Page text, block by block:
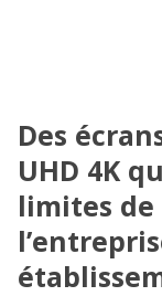
Des
UHD 4K
limites